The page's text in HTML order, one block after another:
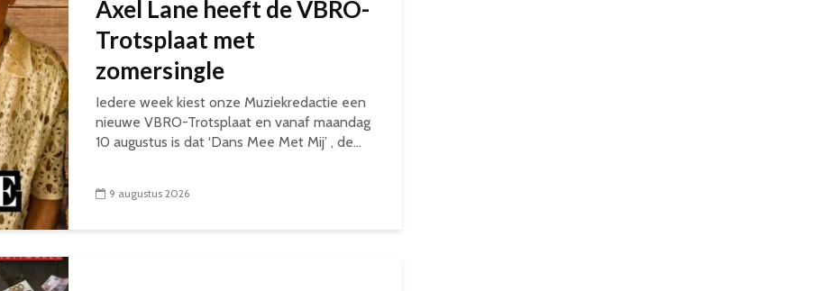
Axel Lane heeft de VBRO-
Trotsplaat met
zomersingle
Iedere week kiest onze Muziekredactie een
nieuwe VBRO-Trotsplaat en vanaf maandag
10 augustus is dat ‘Dans Mee Met Mij’ , de...
9 augustus 2026